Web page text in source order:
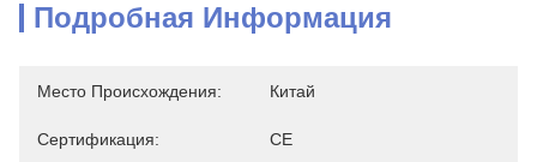
Подробная Информация
Место Происхождения: Китай
Сертификация: CE